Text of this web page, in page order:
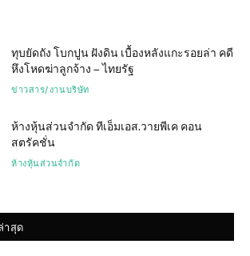
ทุบยัดถัง โบกปูน ฝังดิน เบื้องหลังแกะรอยล่า คดี
หึงโหดฆ่าลูกจ้าง – ไทยรัฐ
ข่าวสาร/งานบริษัท
ห้างหุ้นส่วนจำกัด ทีเอ็มเอส.วายพีเค คอน
สตรัคชั่น
ห้างหุ้นส่วนจำกัด
าสุด